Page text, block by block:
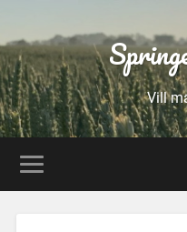
Vill